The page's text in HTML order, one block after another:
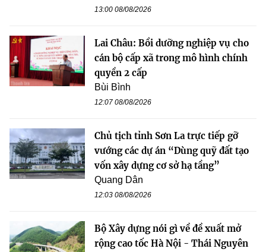
13:00 08/08/2026
Lai Châu: Bồi dưỡng nghiệp vụ cho
cán bộ cấp xã trong mô hình chính
quyền 2 cấp
Bùi Bình
12:07 08/08/2026
Chủ tịch tỉnh Sơn La trực tiếp gỡ
vướng các dự án “Dùng quỹ đất tạo
vốn xây dựng cơ sở hạ tầng”
Quang Dân
12:03 08/08/2026
Bộ Xây dựng nói gì về đề xuất mở
rộng cao tốc Hà Nội - Thái Nguyên